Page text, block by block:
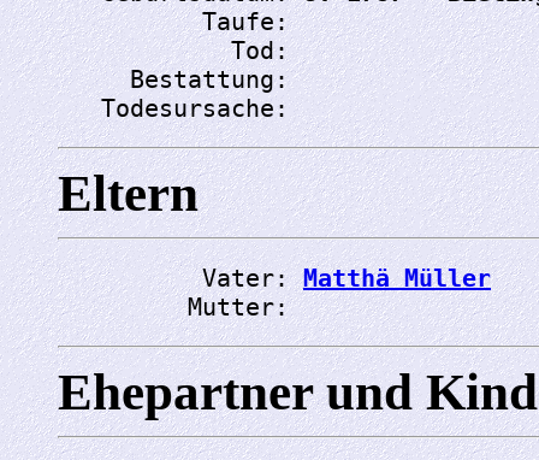
          Taufe:
            Tod:
     Bestattung:
   Todesursache:
Eltern
          Vater:
Matthä Müller
         Mutter:
Ehepartner und